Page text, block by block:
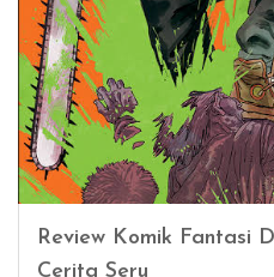
Review Komik Fantasi
Cerita Seru